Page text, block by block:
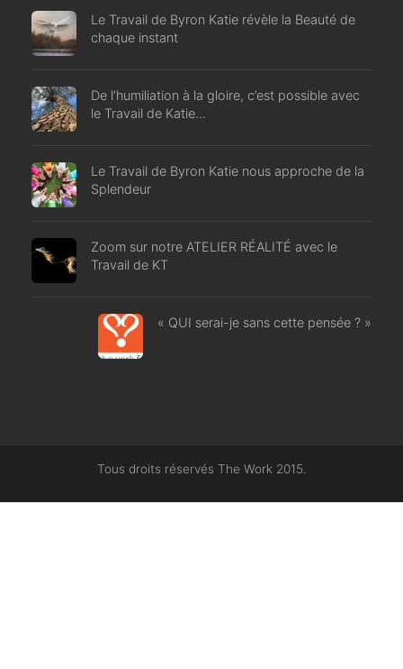
Le Travail de Byron Katie révèle la Beauté de
chaque instant
De l’humiliation à la gloire, c’est possible avec
le Travail de Katie…
Le Travail de Byron Katie nous approche de la
Splendeur
Zoom sur notre ATELIER RÉALITÉ avec le
Travail de KT
« QUI serai-je sans cette pensée ? »
Tous droits réservés The Work 2015.